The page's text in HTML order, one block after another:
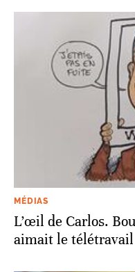
MÉDIAS
L’œil de Carlos.
aimait le télétravail